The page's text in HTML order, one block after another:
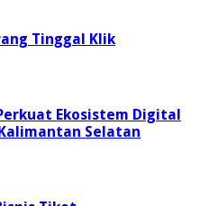
Tinggal Klik
Ekosistem Digital
Selatan